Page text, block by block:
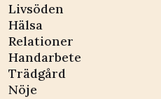
Livsöden
Hälsa
Relationer
Handarbete
Trädgård
Nöje